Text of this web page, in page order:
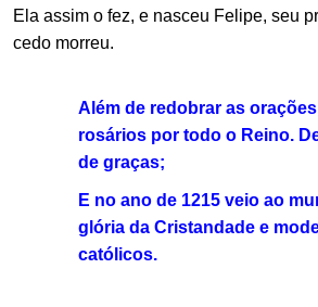
Ela assim o fez, e nasceu Felipe, seu
cedo morreu.
Além de redobrar as
rosários por todo o Reino.
de graças;
E no ano de 1215 veio ao
glória da Cristandade e
católicos.